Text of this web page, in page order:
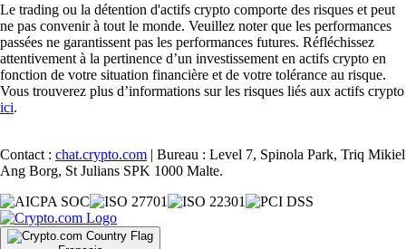
Le trading ou la détention d'actifs crypto comporte des risques et peut
ne pas convenir à tout le monde. Veuillez noter que les performances
passées ne garantissent pas les performances futures. Réfléchissez
attentivement à la pertinence d’un investissement en actifs crypto en
fonction de votre situation financière et de votre tolérance au risque.
Vous trouverez plus d’informations sur les risques liés aux actifs crypto
ici.
Contact : chat.crypto.com | Bureau : Level 7, Spinola Park, Triq Mikiel
Ang Borg, St Julians SPK 1000 Malte.